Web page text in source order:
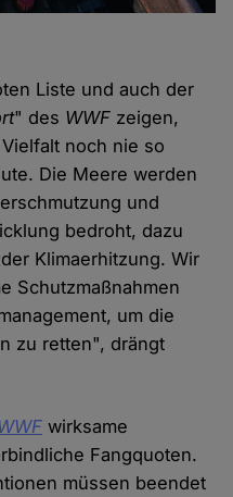
Liste und auch der
" des WWF zeigen,
noch nie so
Die Meere werden
und
bedroht, dazu
Klimaerhitzung. Wir
Schutzmaßnahmen
um die
zu retten", drängt
WWF wirksame
Fangquoten.
müssen beendet